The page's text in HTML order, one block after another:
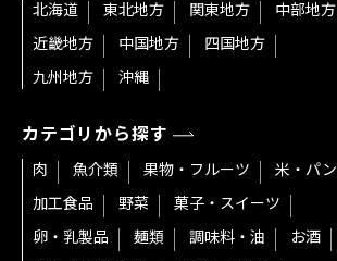
北海道 東北地方 関東地方
中部地方
近畿地方
中国地方
四国地方
九州地方
沖縄
カテゴリから探す
肉 魚介類 果物・フルーツ
米・パン
加工食品
野菜
菓子・スイーツ
卵・乳製品
麺類 調味料・油
お酒